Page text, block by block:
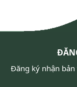
Đăng ký nhận